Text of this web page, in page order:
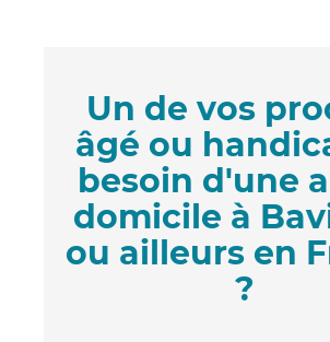
Un de vos
âgé ou
besoin d'une
domicile à
ou ailleurs en
?